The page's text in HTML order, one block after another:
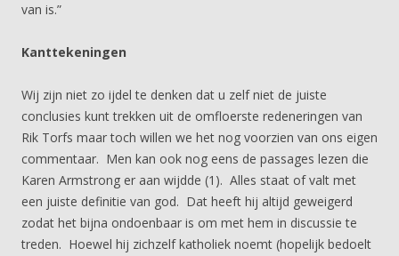
van is.”
Kanttekeningen
Wij zijn niet zo ijdel te denken dat u zelf niet de juiste
conclusies kunt trekken uit de omfloerste redeneringen van
Rik Torfs maar toch willen we het nog voorzien van ons eigen
commentaar. Men kan ook nog eens de passages lezen die
Karen Armstrong er aan wijdde (1). Alles staat of valt met
een juiste definitie van god. Dat heeft hij altijd geweigerd
zodat het bijna ondoenbaar is om met hem in discussie te
treden. Hoewel hij zichzelf katholiek noemt (hopelijk bedoelt